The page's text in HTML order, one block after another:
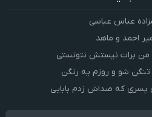
عباس عباسی
احمد و ماهد
برات نیستش نتونستی
شو و روزم یه رنگن
پسری که صداش زدم بابایی